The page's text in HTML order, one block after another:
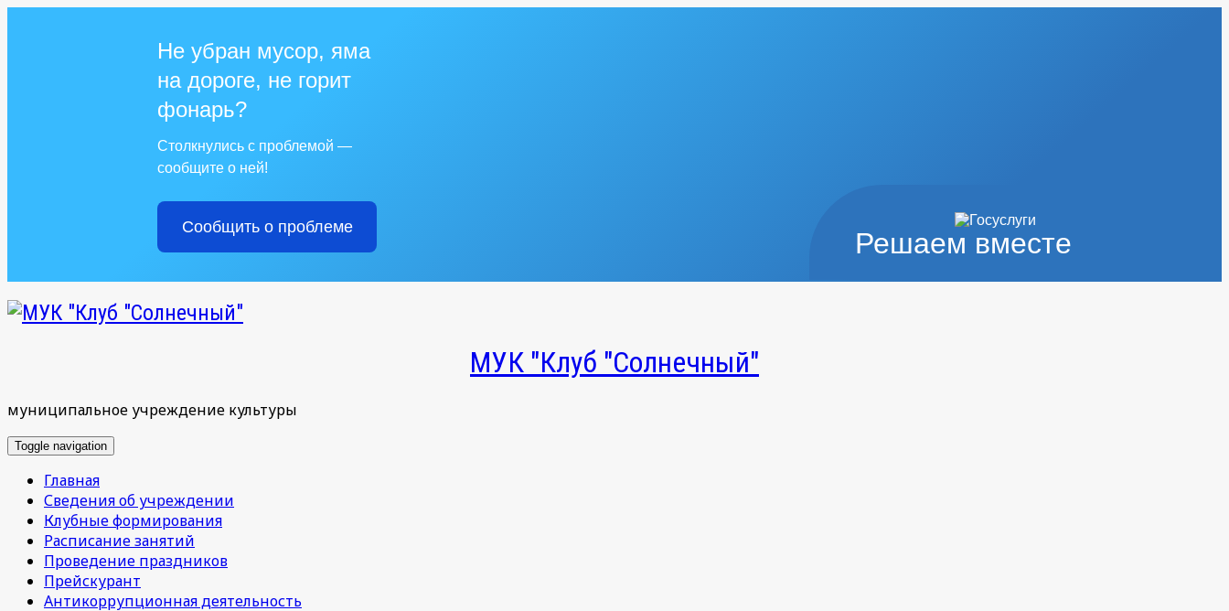
Решаем вместе
Не убран мусор, яма
на дороге, не горит
фонарь?
Столкнулись с проблемой —
сообщите о ней!
Сообщить о проблеме
МУК "Клуб "Солнечный"
муниципальное учреждение культуры
Toggle navigation
Главная
Сведения об учреждении
Клубные формирования
Расписание занятий
Проведение праздников
Прейскурант
Антикоррупционная деятельность